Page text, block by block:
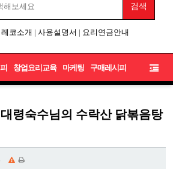
레코소개 | 사용설명서 | 요리연금안내
창업요리교육 마케팅 구매레시피
령숙수님의 수락산 닭볶음탕